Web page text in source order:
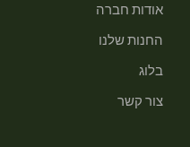
אודות חברה
החנות שלנו
בלוג
צור קשר